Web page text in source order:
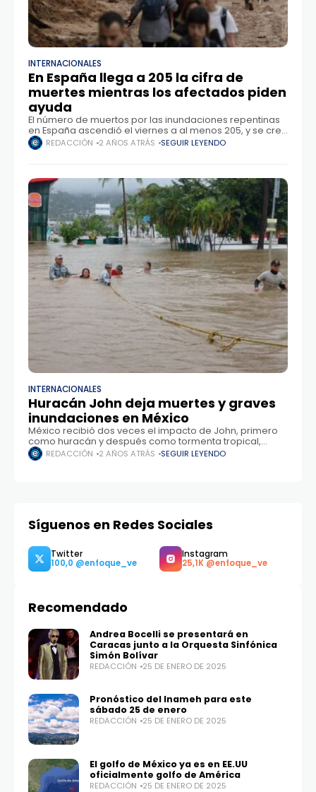
INTERNACIONALES
En España llega a 205 la cifra de
muertes mientras los afectados piden
ayuda
El número de muertos por las inundaciones repentinas
en España ascendió el viernes a al menos 205, y se cree
que muchas más están desaparecidas, mientras que la
conmoción inicial
REDACCIÓN 2 AÑOS ATRÁS SEGUIR LEYENDO
INTERNACIONALES
Huracán John deja muertes y graves
inundaciones en México
México recibió dos veces el impacto de John, primero
como huracán y después como tormenta tropical,
hasta disiparse este viernes después de tocar tierra, no
sin antes dejar una estela
REDACCIÓN 2 AÑOS ATRÁS SEGUIR LEYENDO
Síguenos en Redes Sociales
Twitter
100,0
Recomendado
Andrea Bocelli se presentará en
Caracas junto a la Orquesta Sinfónica
Simón Bolívar
REDACCIÓN 25 DE ENERO DE 2025
Pronóstico del Inameh para este
sábado 25 de enero
REDACCIÓN 25 DE ENERO DE 2025
El golfo de México ya es en EE.UU
oficialmente golfo de América
REDACCIÓN 25 DE ENERO DE 2025